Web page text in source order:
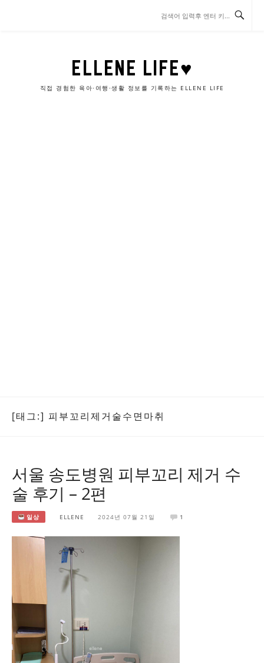
ELLENE LIFE♥
직접 경험한 육아·여행·생활 정보를 기록하는 ELLENE LIFE
[태그:] 피부꼬리제거술수면마취
서울 송도병원 피부꼬리 제거 수
술 후기 – 2편
일상 ELLENE 2024년 07월 21일 1